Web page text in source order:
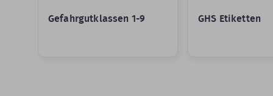
Gefahrgutklassen 1-9 GHS Etiketten